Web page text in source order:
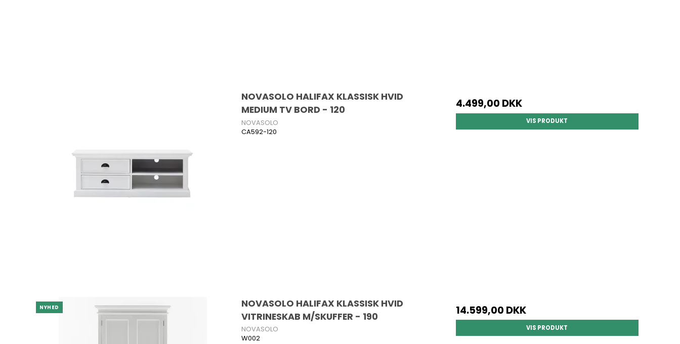
NOVASOLO HALIFAX KLASSISK HVID
MEDIUM TV BORD - 120
NOVASOLO
CA592-120
4.499,00 DKK
VIS PRODUKT
NYHED
NOVASOLO HALIFAX KLASSISK HVID
VITRINESKAB M/SKUFFER - 190
NOVASOLO
W002
14.599,00 DKK
VIS PRODUKT